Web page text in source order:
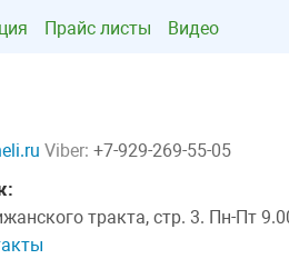
Прайс листы Видео
Viber: +7-929-269-55-05
тракта, стр. 3. Пн-Пт